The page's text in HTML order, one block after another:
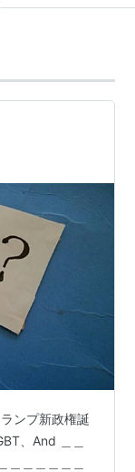
ンプ新政権誕
、And ＿＿